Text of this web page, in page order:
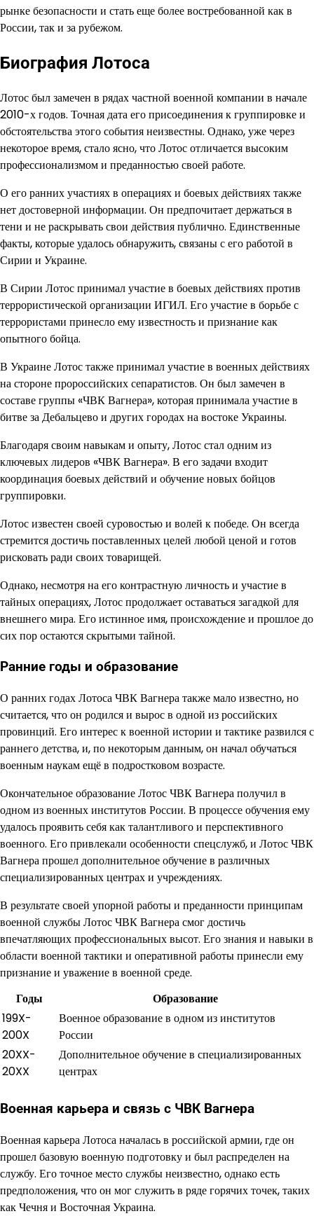
рынке безопасности и стать еще более востребованной как в
России, так и за рубежом.
Биография Лотоса
Лотос был замечен в рядах частной военной компании в начале
2010-х годов. Точная дата его присоединения к группировке и
обстоятельства этого события неизвестны. Однако, уже через
некоторое время, стало ясно, что Лотос отличается высоким
профессионализмом и преданностью своей работе.
О его ранних участиях в операциях и боевых действиях также
нет достоверной информации. Он предпочитает держаться в
тени и не раскрывать свои действия публично. Единственные
факты, которые удалось обнаружить, связаны с его работой в
Сирии и Украине.
В Сирии Лотос принимал участие в боевых действиях против
террористической организации ИГИЛ. Его участие в борьбе с
террористами принесло ему известность и признание как
опытного бойца.
В Украине Лотос также принимал участие в военных действиях
на стороне пророссийских сепаратистов. Он был замечен в
составе группы «ЧВК Вагнера», которая принимала участие в
битве за Дебальцево и других городах на востоке Украины.
Благодаря своим навыкам и опыту, Лотос стал одним из
ключевых лидеров «ЧВК Вагнера». В его задачи входит
координация боевых действий и обучение новых бойцов
группировки.
Лотос известен своей суровостью и волей к победе. Он всегда
стремится достичь поставленных целей любой ценой и готов
рисковать ради своих товарищей.
Однако, несмотря на его контрастную личность и участие в
тайных операциях, Лотос продолжает оставаться загадкой для
внешнего мира. Его истинное имя, происхождение и прошлое до
сих пор остаются скрытыми тайной.
Ранние годы и образование
О ранних годах Лотоса ЧВК Вагнера также мало известно, но
считается, что он родился и вырос в одной из российских
провинций. Его интерес к военной истории и тактике развился с
раннего детства, и, по некоторым данным, он начал обучаться
военным наукам ещё в подростковом возрасте.
Окончательное образование Лотос ЧВК Вагнера получил в
одном из военных институтов России. В процессе обучения ему
удалось проявить себя как талантливого и перспективного
военного. Его привлекали особенности спецслужб, и Лотос ЧВК
Вагнера прошел дополнительное обучение в различных
специализированных центрах и учреждениях.
В результате своей упорной работы и преданности принципам
военной службы Лотос ЧВК Вагнера смог достичь
впечатляющих профессиональных высот. Его знания и навыки в
области военной тактики и оперативной работы принесли ему
признание и уважение в военной среде.
Годы
Образование
199X-
200X
Военное образование в одном из институтов
России
20XX-
20XX
Дополнительное обучение в специализированных
центрах
Военная карьера и связь с ЧВК Вагнера
Военная карьера Лотоса началась в российской армии, где он
прошел базовую военную подготовку и был распределен на
службу. Его точное место службы неизвестно, однако есть
предположения, что он мог служить в ряде горячих точек, таких
как Чечня и Восточная Украина.